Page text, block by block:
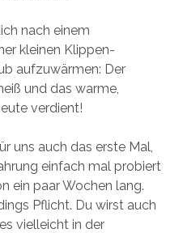
nach einem
kleinen Klippen-
aufzuwärmen: Der
und das warme,
verdient!
uns auch das erste Mal,
einfach mal probiert
ein paar Wochen lang.
Pflicht. Du wirst auch
vielleicht in der